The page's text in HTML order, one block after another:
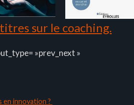
sur le coaching.
»prev_next »
en innovation ?